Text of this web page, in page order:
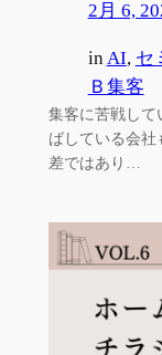
2月 6,
in AI, セ
Ｂ集客
集客に苦戦して
ばしている会
差ではあり…